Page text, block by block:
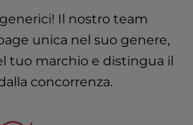
Il nostro team
unica nel suo genere,
tuo marchio e distingua il
concorrenza.